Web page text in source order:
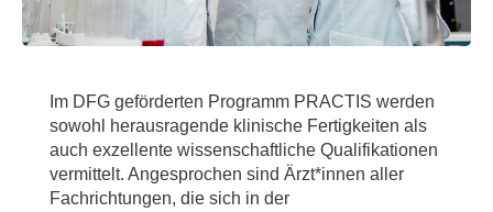
Im DFG geförderten Programm PRACTIS werden
sowohl herausragende klinische Fertigkeiten als
auch exzellente wissenschaftliche Qualifikationen
vermittelt. Angesprochen sind Ärzt*innen aller
Fachrichtungen, die sich in der